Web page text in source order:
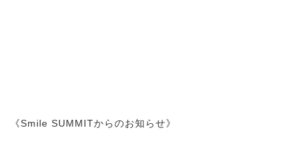
《Smile SUMMITからのお知らせ》